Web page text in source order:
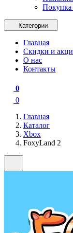
Покупка
Категории
Главная
Скидки и
О нас
Контакты
0
0
Главная
Каталог
Xbox
FoxyLand 2